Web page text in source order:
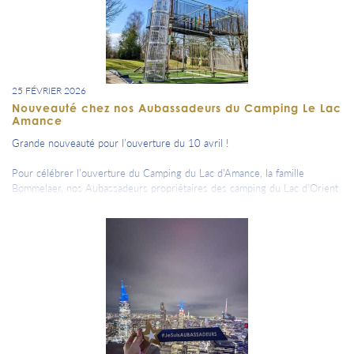
25 FÉVRIER 2026
Nouveauté chez nos Aubassadeurs du Camping Le Lac
Amance
Grande nouveauté pour l’ouverture du 10 avril !
Pour célébrer l’ouverture du Camping du Lac d’Amance, la famille
Bommelaer, nos Aubassadeurs propriétaires des camping du Lac d'Orient
nouvelle structure de jeux signée Acro-Games.
Adaptée à tous les âges, elle offrira un espace ludique, sécurisé et
convivial où chacun pourra s’amuser à son rythme.
Rendez-vous dès le 10 avril pour découvrir cette nouveauté au Camping